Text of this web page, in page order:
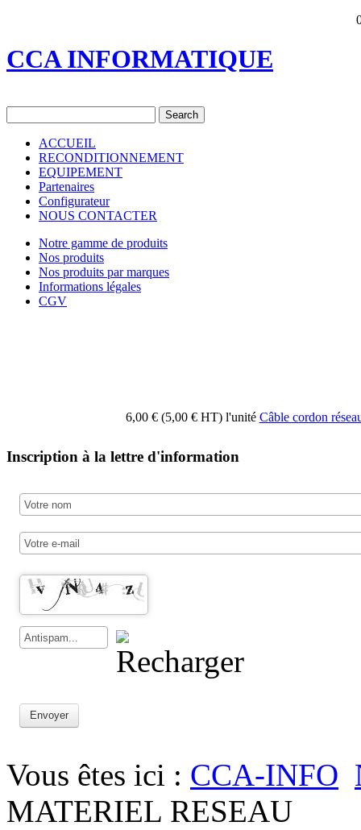
CCA INFORMATIQUE
ACCUEIL
RECONDITIONNEMENT
EQUIPEMENT
Partenaires
Configurateur
NOUS CONTACTER
Notre gamme de produits
Nos produits
Nos produits par marques
Informations légales
CGV
6,00 € (5,00 € HT) l'unité Câble cordon
Inscription à la lettre d'information
Envoyer
Vous êtes ici : CCA-INFO
MATERIEL RESEAU